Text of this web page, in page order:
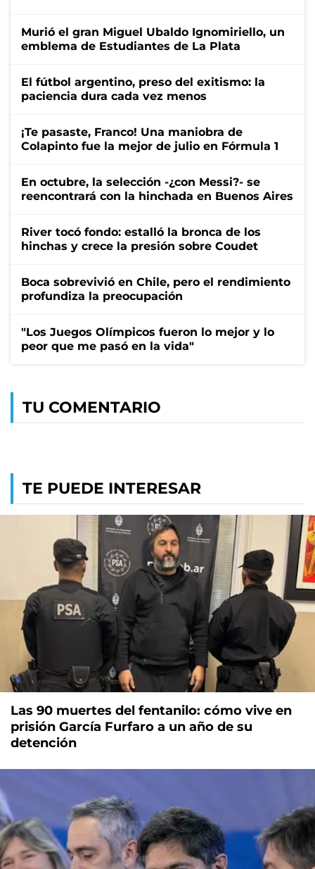
Murió el gran Miguel Ubaldo Ignomiriello, un
emblema de Estudiantes de La Plata
El fútbol argentino, preso del exitismo: la
paciencia dura cada vez menos
¡Te pasaste, Franco! Una maniobra de
Colapinto fue la mejor de julio en Fórmula 1
En octubre, la selección -¿con Messi?- se
reencontrará con la hinchada en Buenos Aires
River tocó fondo: estalló la bronca de los
hinchas y crece la presión sobre Coudet
Boca sobrevivió en Chile, pero el rendimiento
profundiza la preocupación
"Los Juegos Olímpicos fueron lo mejor y lo
peor que me pasó en la vida"
TU COMENTARIO
TE PUEDE INTERESAR
Las 90 muertes del fentanilo: cómo vive en
prisión García Furfaro a un año de su
detención